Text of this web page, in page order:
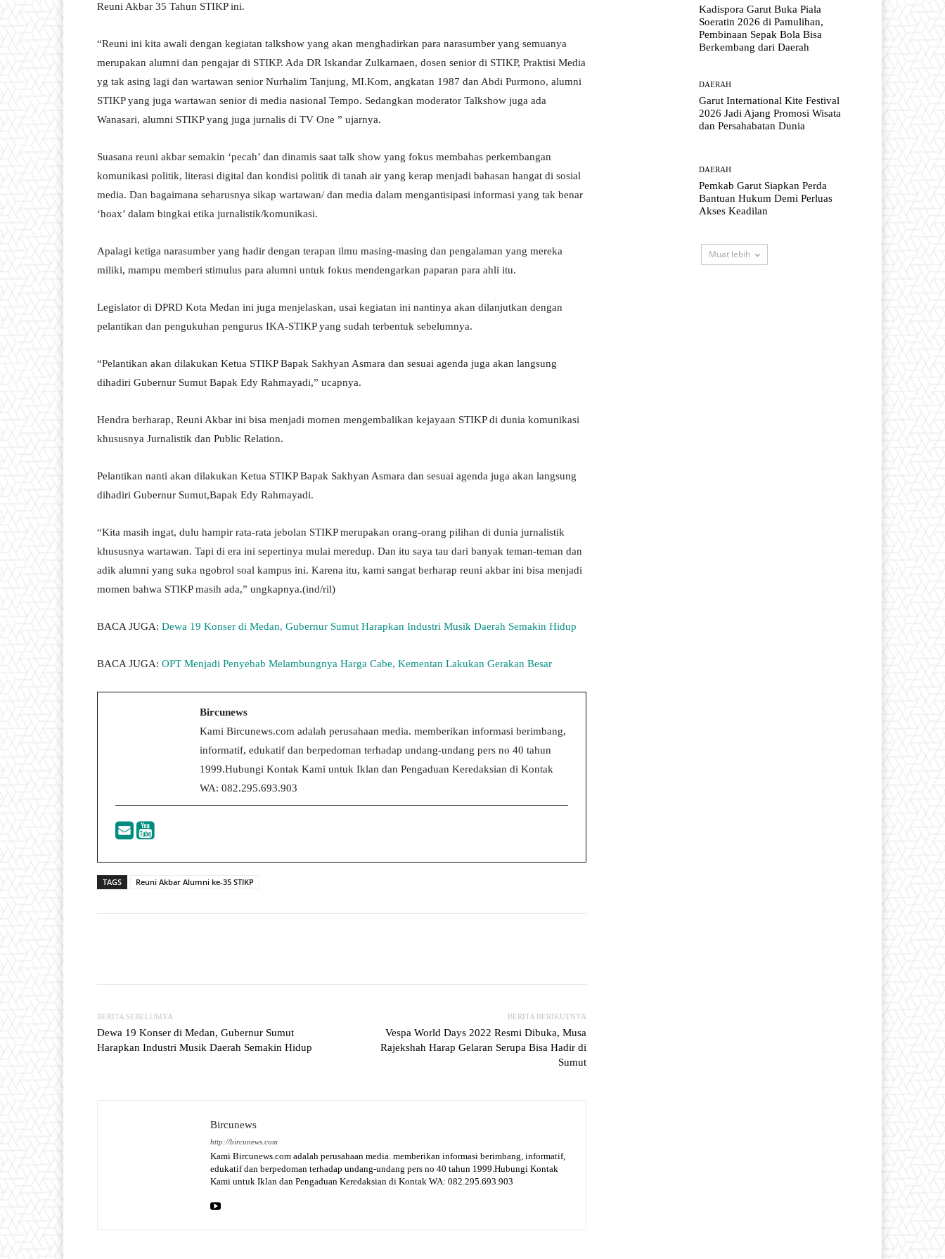
Reuni Akbar 35 Tahun STIKP ini.
“Reuni ini kita awali dengan kegiatan talkshow yang akan menghadirkan para narasumber yang semuanya
merupakan alumni dan pengajar di STIKP. Ada DR Iskandar Zulkarnaen, dosen senior di STIKP, Praktisi Media
yg tak asing lagi dan wartawan senior Nurhalim Tanjung, MI.Kom, angkatan 1987 dan Abdi Purmono, alumni
STIKP yang juga wartawan senior di media nasional Tempo. Sedangkan moderator Talkshow juga ada
Wanasari, alumni STIKP yang juga jurnalis di TV One ” ujarnya.
Suasana reuni akbar semakin ‘pecah’ dan dinamis saat talk show yang fokus membahas perkembangan
komunikasi politik, literasi digital dan kondisi politik di tanah air yang kerap menjadi bahasan hangat di sosial
media. Dan bagaimana seharusnya sikap wartawan/ dan media dalam mengantisipasi informasi yang tak benar
‘hoax’ dalam bingkai etika jurnalistik/komunikasi.
Apalagi ketiga narasumber yang hadir dengan terapan ilmu masing-masing dan pengalaman yang mereka
miliki, mampu memberi stimulus para alumni untuk fokus mendengarkan paparan para ahli itu.
Legislator di DPRD Kota Medan ini juga menjelaskan, usai kegiatan ini nantinya akan dilanjutkan dengan
pelantikan dan pengukuhan pengurus IKA-STIKP yang sudah terbentuk sebelumnya.
“Pelantikan akan dilakukan Ketua STIKP Bapak Sakhyan Asmara dan sesuai agenda juga akan langsung
dihadiri Gubernur Sumut Bapak Edy Rahmayadi,” ucapnya.
Hendra berharap, Reuni Akbar ini bisa menjadi momen mengembalikan kejayaan STIKP di dunia komunikasi
khususnya Jurnalistik dan Public Relation.
Pelantikan nanti akan dilakukan Ketua STIKP Bapak Sakhyan Asmara dan sesuai agenda juga akan langsung
dihadiri Gubernur Sumut,Bapak Edy Rahmayadi.
“Kita masih ingat, dulu hampir rata-rata jebolan STIKP merupakan orang-orang pilihan di dunia jurnalistik
khususnya wartawan. Tapi di era ini sepertinya mulai meredup. Dan itu saya tau dari banyak teman-teman dan
adik alumni yang suka ngobrol soal kampus ini. Karena itu, kami sangat berharap reuni akbar ini bisa menjadi
momen bahwa STIKP masih ada,” ungkapnya.(ind/ril)
BACA JUGA: Dewa 19 Konser di Medan, Gubernur Sumut Harapkan Industri Musik Daerah Semakin Hidup
BACA JUGA: OPT Menjadi Penyebab Melambungnya Harga Cabe, Kementan Lakukan Gerakan Besar
Bircunews
Kami Bircunews.com adalah perusahaan media. memberikan informasi berimbang,
informatif, edukatif dan berpedoman terhadap undang-undang pers no 40 tahun
1999.Hubungi Kontak Kami untuk Iklan dan Pengaduan Keredaksian di Kontak
WA: 082.295.693.903
TAGS Reuni Akbar Alumni ke-35 STIKP
BERITA SEBELUMYA
Dewa 19 Konser di Medan, Gubernur Sumut
Harapkan Industri Musik Daerah Semakin Hidup
BERITA BERIKUTNYA
Vespa World Days 2022 Resmi Dibuka, Musa
Rajekshah Harap Gelaran Serupa Bisa Hadir di
Sumut
Bircunews
http://bircunews.com
Kami Bircunews.com adalah perusahaan media. memberikan informasi berimbang, informatif,
edukatif dan berpedoman terhadap undang-undang pers no 40 tahun 1999.Hubungi Kontak
Kami untuk Iklan dan Pengaduan Keredaksian di Kontak WA: 082.295.693.903
Kadispora Garut Buka Piala
Soeratin 2026 di Pamulihan,
Pembinaan Sepak Bola Bisa
Berkembang dari Daerah
DAERAH
Garut International Kite Festival
2026 Jadi Ajang Promosi Wisata
dan Persahabatan Dunia
DAERAH
Pemkab Garut Siapkan Perda
Bantuan Hukum Demi Perluas
Akses Keadilan
Muat lebih